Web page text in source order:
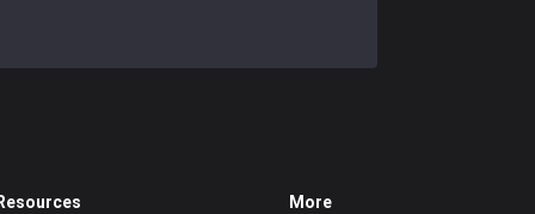
Resources More